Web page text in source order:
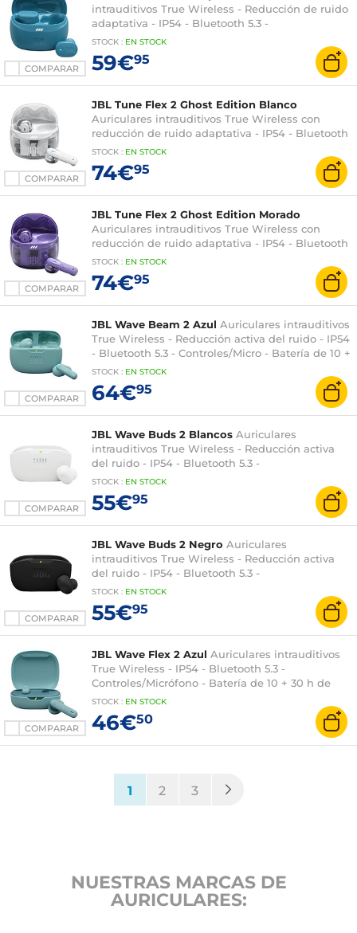
COMPARAR
intrauditivos True Wireless - Reducción de ruido
adaptativa - IP54 - Bluetooth 5.3 -
Controles/Micro - 12 + 36 h de autonomía -
Estuche de carga/transporte
STOCK : EN STOCK
59€95
COMPARAR
JBL Tune Flex 2 Ghost Edition Blanco
Auriculares intrauditivos True Wireless con
reducción de ruido adaptativa - IP54 - Bluetooth
5.3 - Controles/Micro - 12 + 36 h de autonomía -
Estuche de carga/transporte
STOCK : EN STOCK
74€95
COMPARAR
JBL Tune Flex 2 Ghost Edition Morado
Auriculares intrauditivos True Wireless con
reducción de ruido adaptativa - IP54 - Bluetooth
5.3 - Controles/Micro - Batería de 12 + 36 h de
duración - Estuche de carga/transporte
STOCK : EN STOCK
74€95
COMPARAR
JBL Wave Beam 2 Azul Auriculares intrauditivos
True Wireless - Reducción activa del ruido - IP54
- Bluetooth 5.3 - Controles/Micro - Batería de 10 +
30 h de duración - Estuche de carga/transporte
STOCK : EN STOCK
64€95
COMPARAR
JBL Wave Buds 2 Blancos Auriculares
intrauditivos True Wireless - Reducción activa
del ruido - IP54 - Bluetooth 5.3 -
Controles/Micrófono - Batería de 10 + 30 h de
duración - Estuche de carga/transporte
STOCK : EN STOCK
55€95
COMPARAR
JBL Wave Buds 2 Negro Auriculares
intrauditivos True Wireless - Reducción activa
del ruido - IP54 - Bluetooth 5.3 -
Controles/Micrófono - 10 + 30 h de duración de la
batería - Estuche de carga/transporte
STOCK : EN STOCK
55€95
COMPARAR
JBL Wave Flex 2 Azul Auriculares intrauditivos
True Wireless - IP54 - Bluetooth 5.3 -
Controles/Micrófono - Batería de 10 + 30 h de
duración - Estuche de carga/transporte
STOCK : EN STOCK
46€50
1(current)
2 3
NUESTRAS MARCAS DE
AURICULARES: